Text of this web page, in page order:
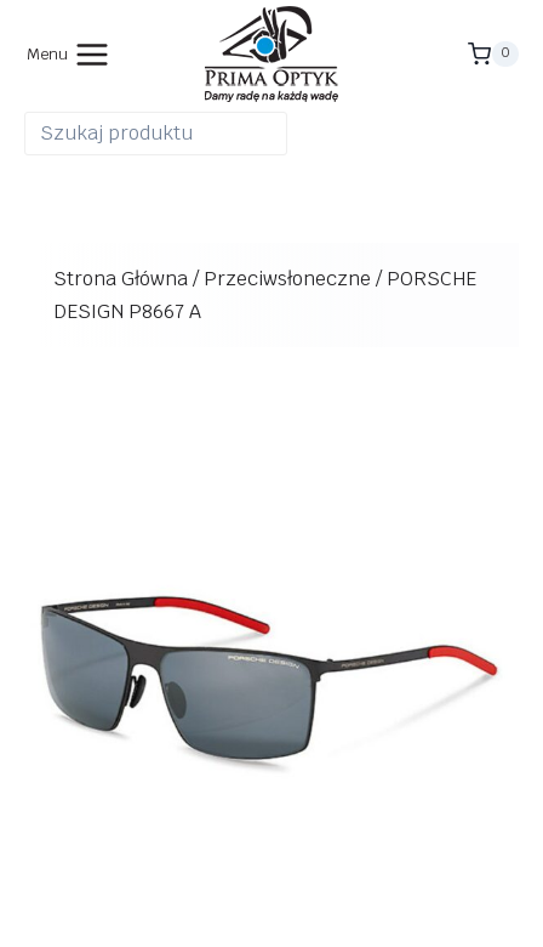
Menu 0
Strona Główna/Przeciwsłoneczne /PORSCHE
DESIGN P8667 A